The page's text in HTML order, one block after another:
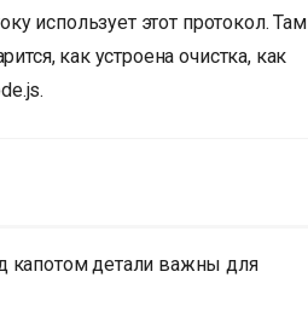
использует этот протокол. Там
как устроена очистка, как
капотом детали важны для